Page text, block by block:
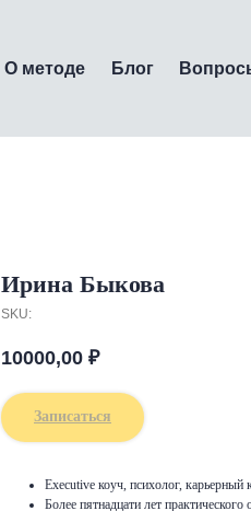
О методе Блог
Ирина Быкова
SKU:
10000,00 ₽
Записаться
Executive коуч, психолог, карьерный
Более пятнадцати лет